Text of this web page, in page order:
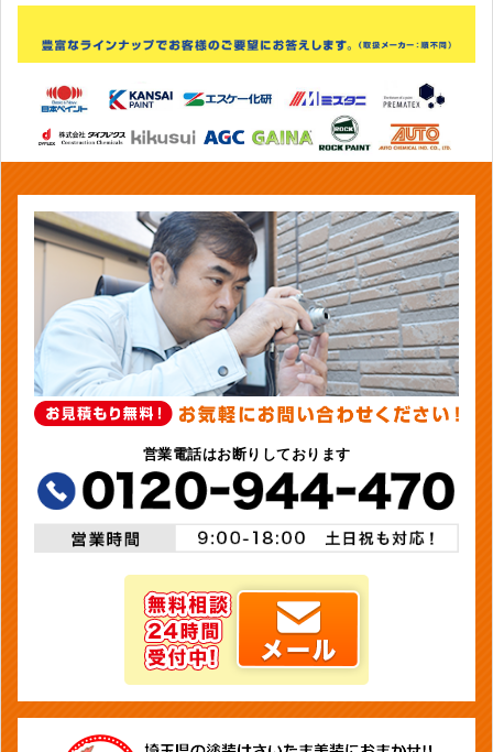
営業電話はお断りしております